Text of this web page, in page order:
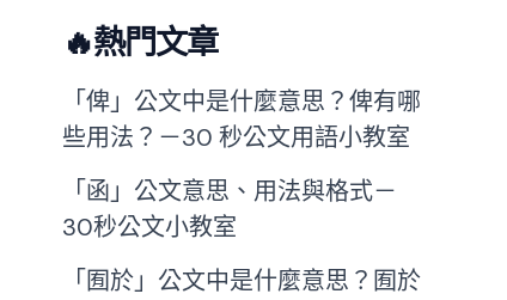
🔥熱門文章
「俾」公文中是什麼意思？俾有哪
些用法？－30 秒公文用語小教室
「函」公文意思、用法與格式－
30秒公文小教室
「囿於」公文中是什麼意思？囿於